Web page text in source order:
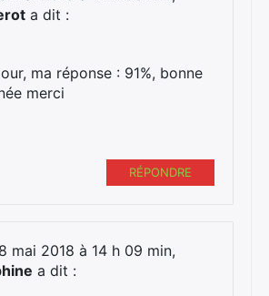
a dit :
ma réponse : 91%, bonne
merci
RÉPONDRE
mai 2018 à 14 h 09 min,
a dit :